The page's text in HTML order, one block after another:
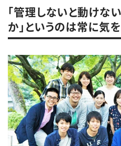
「管理しないと動けな
か」というのは常に気